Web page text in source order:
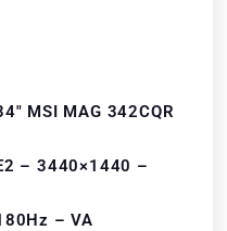
MSI MAG 342CQR
– 3440×1440 –
– VA